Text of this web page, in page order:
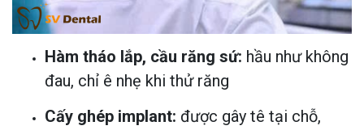
Hàm tháo lắp, cầu răng sứ: hầu như không
đau, chỉ ê nhẹ khi thử răng
Cấy ghép implant: được gây tê tại chỗ,